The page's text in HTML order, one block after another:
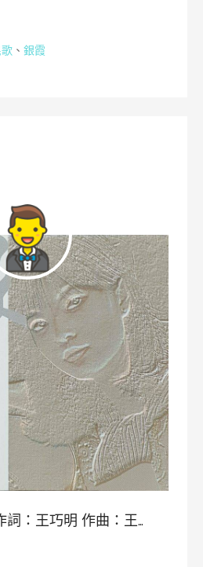
、 銀霞
詞：王巧明 作曲：王…